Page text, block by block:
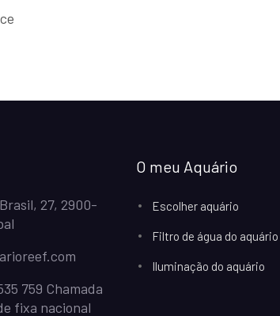
27, 2900-
759 Chamada
fixa nacional
O meu Aquário
Escolher aquário
Filtro de água do aquário
Iluminação do aquário